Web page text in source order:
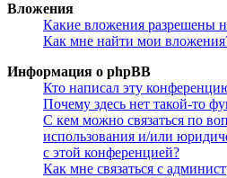
Вложения
Какие вложения разрешены
Как мне найти мои
Информация о phpBB
Кто написал эту
Почему здесь нет такой-то
С кем можно связаться по
использования и/или
с этой конференцией?
Как мне связаться с